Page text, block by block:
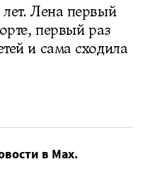
Лена первый
первый раз
и сама сходила
в Max.